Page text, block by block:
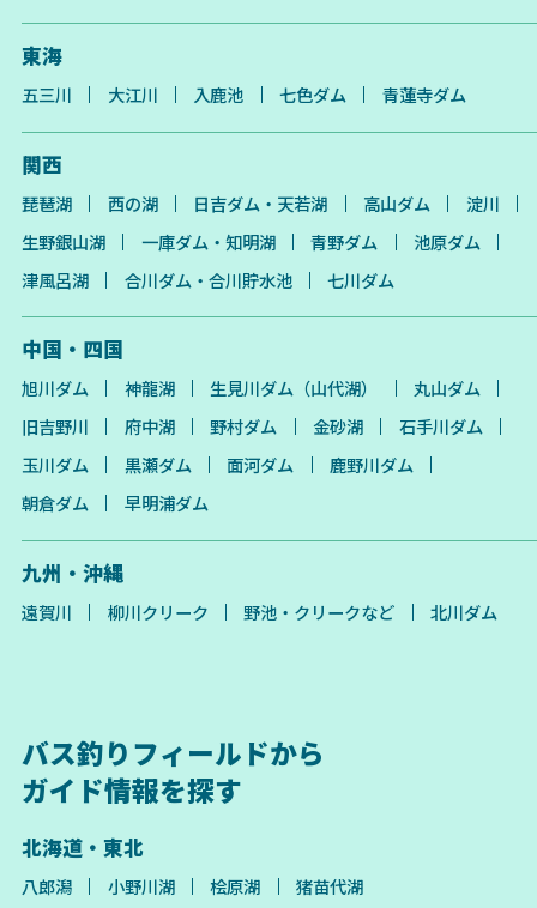
東海
五三川 大江川 入鹿池 七色ダム 青蓮寺ダム
関西
琵琶湖 西の湖 日吉ダム・天若湖 高山ダム
淀川
生野銀山湖
一庫ダム・知明湖 青野ダム
池原ダム
津風呂湖
合川ダム・合川貯水池 七川ダム
中国・四国
旭川ダム 神龍湖 生見川ダム（山代湖）
丸山ダム
旧吉野川
府中湖 野村ダム 金砂湖
石手川ダム
玉川ダム
黒瀬ダム 面河ダム
鹿野川ダム
朝倉ダム
早明浦ダム
九州・沖縄
遠賀川 柳川クリーク 野池・クリークなど 北川ダム
バス釣りフィールドから
ガイド情報を探す
北海道・東北
八郎潟 小野川湖 桧原湖 猪苗代湖